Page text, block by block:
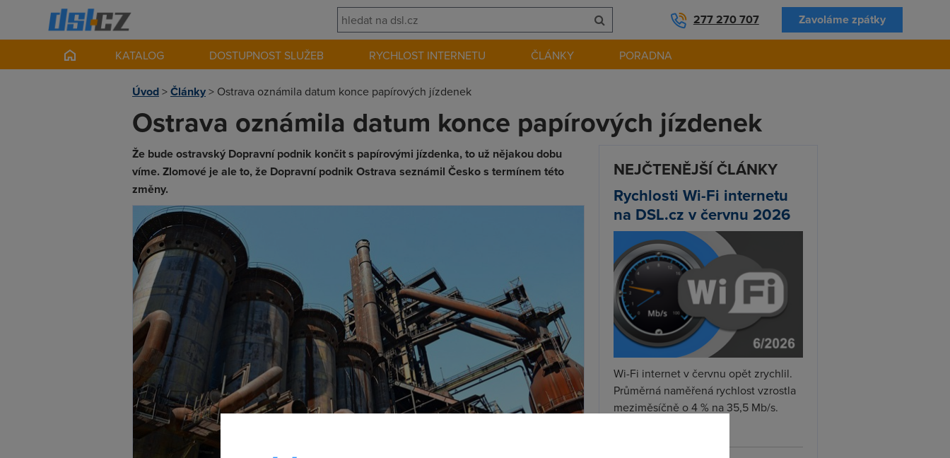
277 270 707 Zavoláme zpátky
KATALOG DOSTUPNOST SLUŽEB RYCHLOST INTERNETU ČLÁNKY PORADNA
Úvod>Články> Ostrava oznámila datum konce papírových jízdenek
Ostrava oznámila datum konce papírových jízdenek
Že bude ostravský Dopravní podnik končit s papírovými jízdenka, to už nějakou dobu
víme. Zlomové je ale to, že Dopravní podnik Ostrava seznámil Česko s termínem této
změny.
NEJČTENĚJŠÍ ČLÁNKY
Rychlosti Wi-Fi internetu
na DSL.cz v červnu 2026
Wi-Fi internet v červnu opět zrychlil.
Průměrná naměřená rychlost vzrostla
meziměsíčně o 4 % na 35,5 Mb/s.